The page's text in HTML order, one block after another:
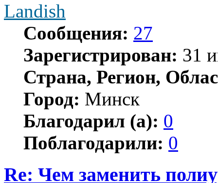
Landish
Сообщения: 27
Зарегистрирован: 31
Страна, Регион,
Город: Минск
Благодарил (а): 0
Поблагодарили: 0
Re: Чем заменить